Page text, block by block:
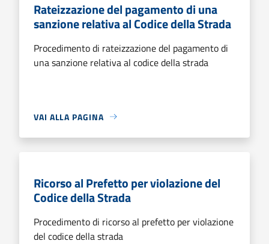
Rateizzazione del pagamento di una
sanzione relativa al Codice della Strada
Procedimento di rateizzazione del pagamento di
una sanzione relativa al codice della strada
VAI ALLA PAGINA
Ricorso al Prefetto per violazione del
Codice della Strada
Procedimento di ricorso al prefetto per violazione
del codice della strada